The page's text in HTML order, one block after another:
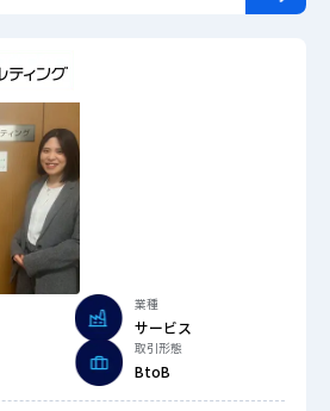
業種
サービス
取引形態
BtoB